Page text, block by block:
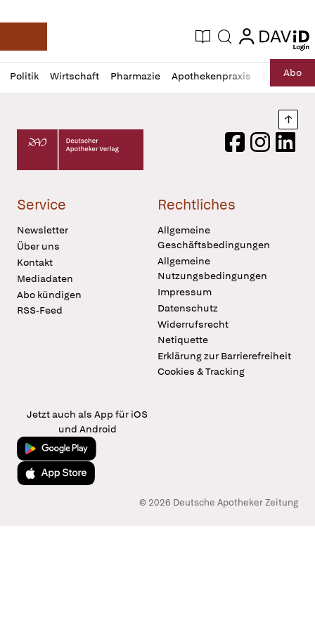
Deutsche Apotheker Zeitung
Aktuelle Ausgabe
Suche login
login
Politik Wirtschaft Pharmazie Apothekenpraxis RechtAbo
Profil
öffnen
Daz
Pur
Deutscher Apotheker Verlag Logo
FacebookInstagram
Service
Newsletter
Über uns
Kontakt
Mediadaten
Abo kündigen
RSS-Feed
Rechtliches
Allgemeine
Geschäftsbedingungen
Allgemeine
Nutzungsbedingungen
Impressum
Datenschutz
Widerrufsrecht
Netiquette
Erklärung zur Barrierefreiheit
Cookies & Tracking
Jetzt auch als App für iOS
und Android
Jetzt bei Google Play
Laden im App Store
© 2026 Deutsche Apotheker Zeitung